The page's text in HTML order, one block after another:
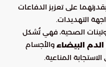
على تعزيز الدفاعات
التهديدات.
الصحية، فهي تُشكل
الدم البيضاء والأجسام
المناعية.